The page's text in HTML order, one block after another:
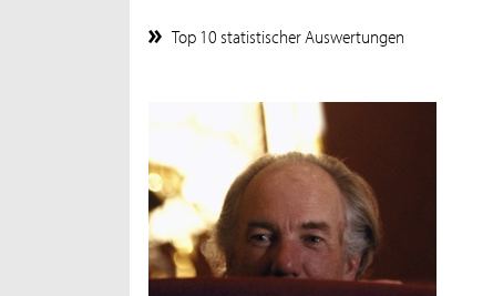
Top 10 statistischer Auswertungen